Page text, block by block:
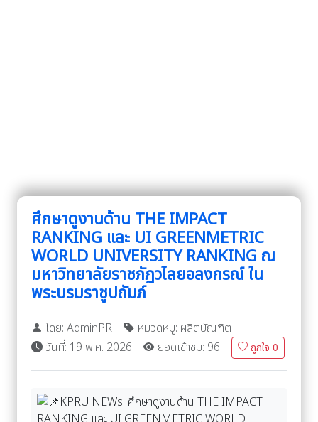
ศึกษาดูงานด้าน THE IMPACT
RANKING และ UI GREENMETRIC
WORLD UNIVERSITY RANKING ณ
มหาวิทยาลัยราชภัฏวไลยอลงกรณ์ ใน
พระบรมราชูปถัมภ์
โดย: AdminPR
หมวดหมู่: ผลิตบัณฑิต
วันที่: 19 พ.ค. 2026
ยอดเข้าชม: 96 ถูกใจ 0
KPRU NEWs: ศึกษาดูงานด้าน THE IMPACT